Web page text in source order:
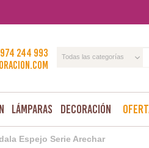
974 244 993
Todas las categorías
Lámparas Decoración
Espejo Serie Arechar